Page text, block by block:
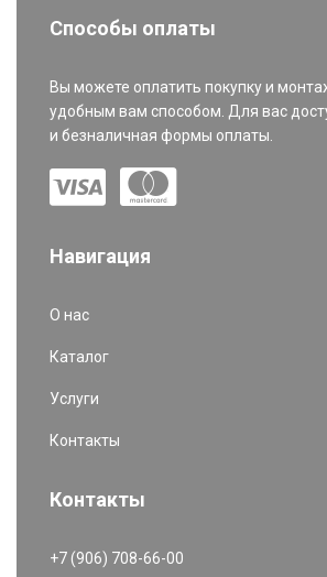
Способы оплаты
Вы можете оплатить покупку и
удобным вам способом. Для вас
и безналичная формы оплаты.
Навигация
О нас
Каталог
Услуги
Контакты
Контакты
+7 (906) 708-66-00